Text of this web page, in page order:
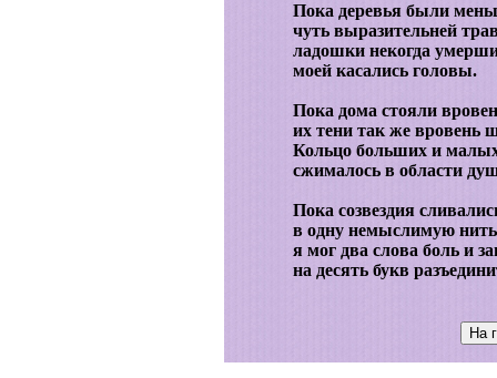
Пока деревья были
чуть выразительней
ладошки некогда
моей касались головы.
Пока дома стояли
их тени так же вровень
Кольцо больших и
сжималось в области
Пока созвездия
в одну немыслимую
я мог два слова боль и
на десять букв